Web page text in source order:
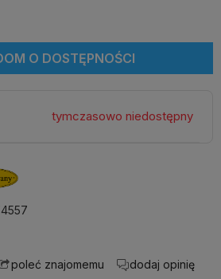
O DOSTĘPNOŚCI
tymczasowo niedostępny
poleć znajomemu dodaj opinię